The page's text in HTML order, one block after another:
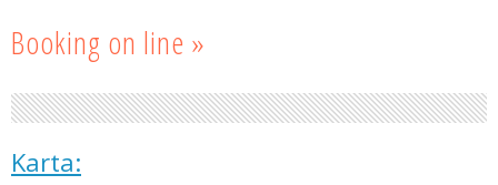
Booking on line »
Karta: